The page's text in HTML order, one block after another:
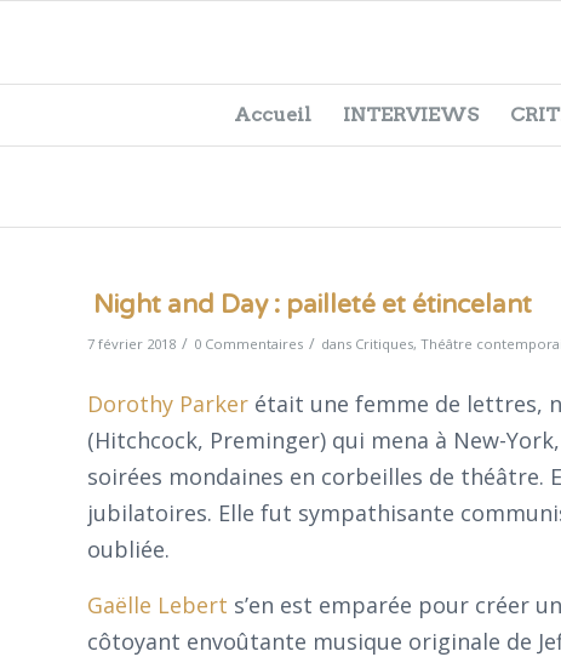
Accueil INTERVIEWS
Night and Day : pailleté et étincelant
7 février 2018 / 0 Commentaires / dans Critiques, Théâtre
Dorothy Parker était une femme de lettres,
(Hitchcock, Preminger) qui mena à New-
soirées mondaines en corbeilles de
jubilatoires. Elle fut sympathisante
oubliée.
Gaëlle Lebert s’en est emparée pour créer
côtoyant envoûtante musique originale de